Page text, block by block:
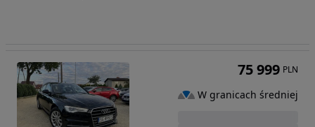
75 999 PLN
W granicach średniej